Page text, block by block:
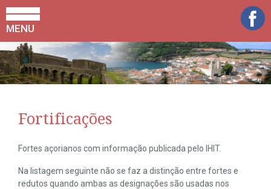
MENU
Fortificações
Fortes açorianos com informação publicada pelo IHIT.
Na listagem seguinte não se faz a distinção entre fortes e
redutos quando ambas as designações são usadas nos